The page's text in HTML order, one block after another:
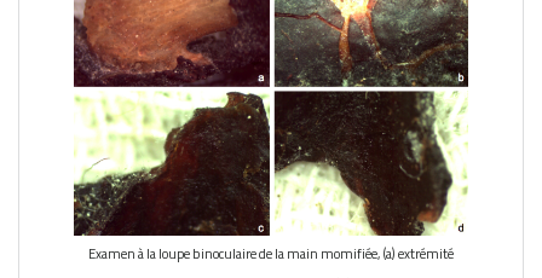
Examen à la loupe binoculaire de la main momifiée, (a) extrémité